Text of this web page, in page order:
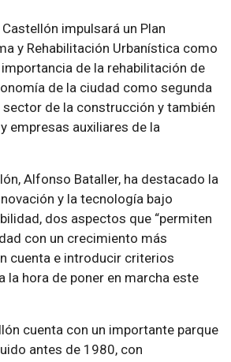
impulsará un Plan
y Rehabilitación Urbanística como
de la rehabilitación de
de la ciudad como segunda
de la construcción y también
empresas auxiliares de la
Alfonso Bataller, ha destacado la
y la tecnología bajo
dos aspectos que permiten
con un crecimiento más
cuenta e introducir criterios
la hora de poner en marcha este
cuenta con un importante parque
antes de 1980, con